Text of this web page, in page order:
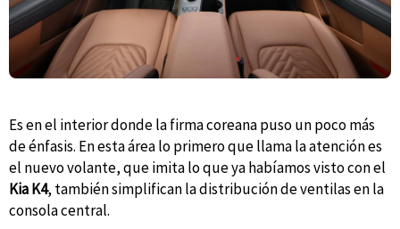
Es en el interior donde la firma coreana puso un poco más
de énfasis. En esta área lo primero que llama la atención es
el nuevo volante, que imita lo que ya habíamos visto con el
Kia K4, también simplifican la distribución de ventilas en la
consola central.